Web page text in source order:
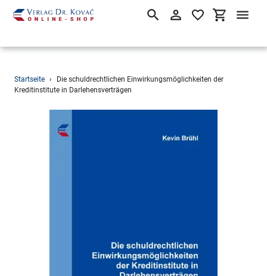
Direkt
zum
SuchenEinloggen
Startseite ›
Die schuldrechtlichen Einwirkungsmöglichkeiten der
Kreditinstitute in Darlehensverträgen